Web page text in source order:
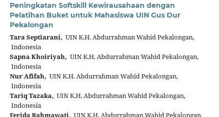
Peningkatan Softskill Kewirausahaan dengan
Pelatihan Buket untuk Mahasiswa UIN Gus Dur
Pekalongan
Tara Septiarani, UIN K.H. Abdurrahman Wahid Pekalongan,
Indonesia
Sapna Khoiriyah, UIN K.H. Abdurrahman Wahid Pekalongan,
Indonesia
Nur Afifah, UIN K.H. Abdurrahman Wahid Pekalongan,
Indonesia
Tariq Tazaka, UIN K.H. Abdurrahman Wahid Pekalongan,
Indonesia
Ferida Rahmawati, UIN K.H. Abdurrahman Wahid Pekalongan,